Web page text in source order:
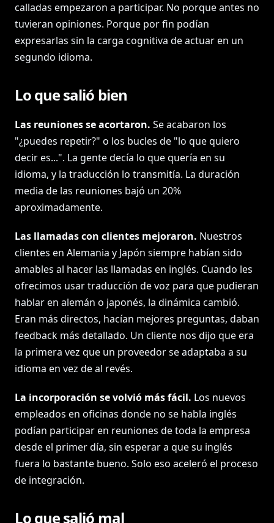
calladas empezaron a participar. No porque antes no
tuvieran opiniones. Porque por fin podían
expresarlas sin la carga cognitiva de actuar en un
segundo idioma.
Lo que salió bien
Las reuniones se acortaron. Se acabaron los
"¿puedes repetir?" o los bucles de "lo que quiero
decir es...". La gente decía lo que quería en su
idioma, y la traducción lo transmitía. La duración
media de las reuniones bajó un 20%
aproximadamente.
Las llamadas con clientes mejoraron. Nuestros
clientes en Alemania y Japón siempre habían sido
amables al hacer las llamadas en inglés. Cuando les
ofrecimos usar traducción de voz para que pudieran
hablar en alemán o japonés, la dinámica cambió.
Eran más directos, hacían mejores preguntas, daban
feedback más detallado. Un cliente nos dijo que era
la primera vez que un proveedor se adaptaba a su
idioma en vez de al revés.
La incorporación se volvió más fácil. Los nuevos
empleados en oficinas donde no se habla inglés
podían participar en reuniones de toda la empresa
desde el primer día, sin esperar a que su inglés
fuera lo bastante bueno. Solo eso aceleró el proceso
de integración.
Lo que salió mal